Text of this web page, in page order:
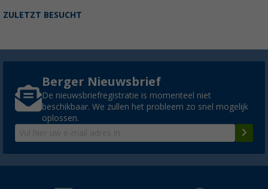
ZULETZT BESUCHT
Berger Nieuwsbrief
De nieuwsbriefregistratie is momenteel niet
beschikbaar. We zullen het probleem zo snel mogelijk
oplossen.